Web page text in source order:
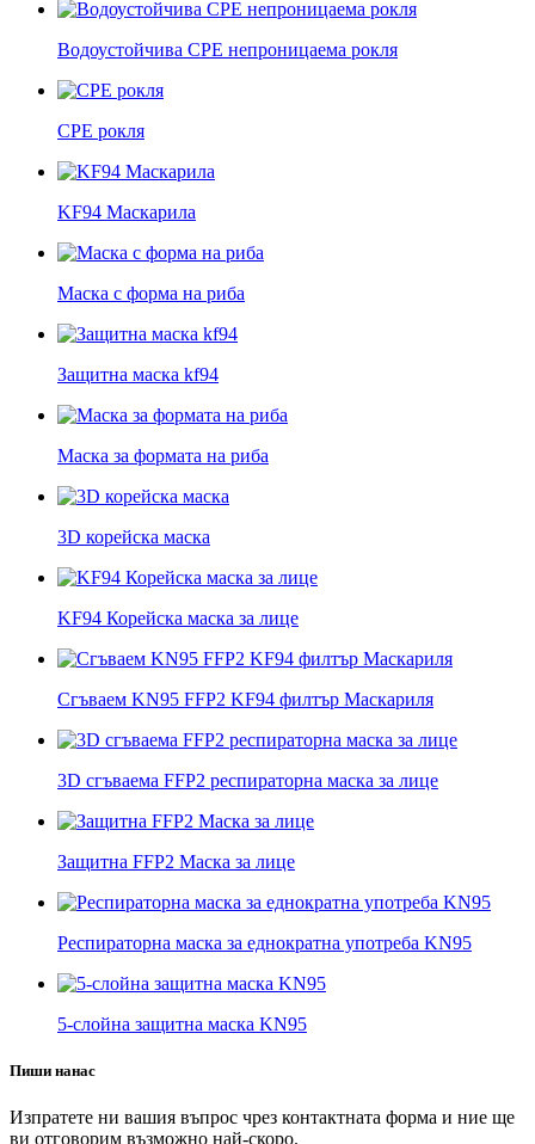
Водоустойчива CPE непроницаема рокля
CPE рокля
KF94 Маскарила
Маска с форма на риба
Защитна маска kf94
Маска за формата на риба
3D корейска маска
KF94 Корейска маска за лице
Сгъваем KN95 FFP2 KF94 филтър Маскариля
3D сгъваема FFP2 респираторна маска за лице
Защитна FFP2 Маска за лице
Респираторна маска за еднократна употреба KN95
5-слойна защитна маска KN95
Пиши нанас
Изпратете ни вашия въпрос чрез контактната форма и ние ще
ви отговорим възможно най-скоро.